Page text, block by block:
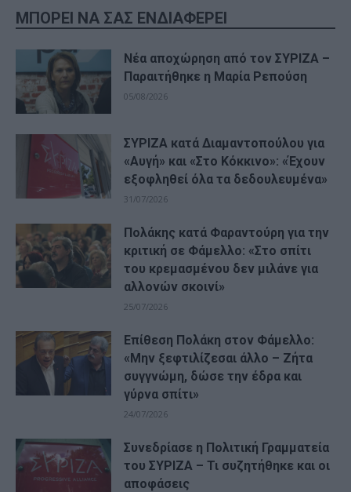
ΜΠΟΡΕΙ ΝΑ ΣΑΣ ΕΝΔΙΑΦΕΡΕΙ
Νέα αποχώρηση από τον ΣΥΡΙΖΑ –
Παραιτήθηκε η Μαρία Ρεπούση
05/08/2026
ΣΥΡΙΖΑ κατά Διαμαντοπούλου για
«Αυγή» και «Στο Κόκκινο»: «Έχουν
εξοφληθεί όλα τα δεδουλευμένα»
31/07/2026
Πολάκης κατά Φαραντούρη για την
κριτική σε Φάμελλο: «Στο σπίτι
του κρεμασμένου δεν μιλάνε για
αλλονών σκοινί»
25/07/2026
Επίθεση Πολάκη στον Φάμελλο:
«Μην ξεφτιλίζεσαι άλλο – Ζήτα
συγγνώμη, δώσε την έδρα και
γύρνα σπίτι»
24/07/2026
Συνεδρίασε η Πολιτική Γραμματεία
του ΣΥΡΙΖΑ – Τι συζητήθηκε και οι
αποφάσεις